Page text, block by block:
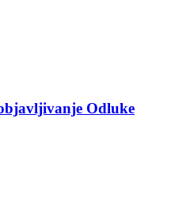
Odluke